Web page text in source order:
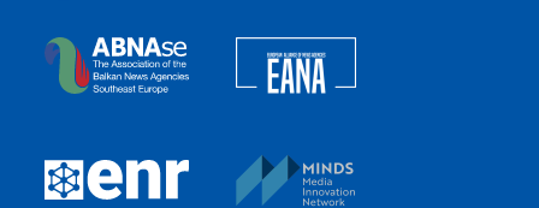
The Assocoation of the Balkan News Agencies
European Newsroom